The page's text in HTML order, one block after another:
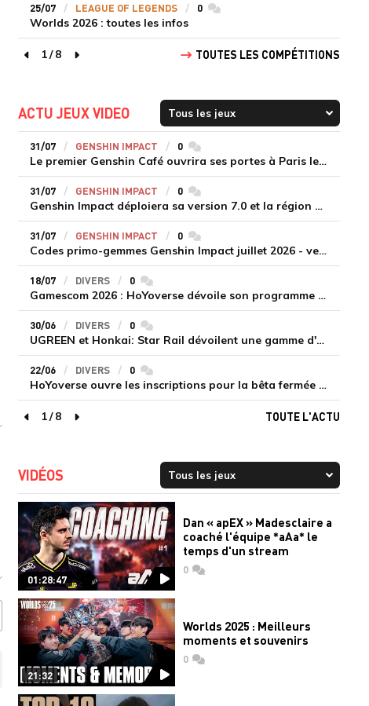
25/07 LEAGUE OF LEGENDS 0commentaires
Worlds 2026 : toutes les infos
page précédente
1/8
page suivante
TOUTES LES COMPÉTITIONS
ACTU JEUX VIDEO
31/07 GENSHIN IMPACT 0commentaires
Le premier Genshin Café ouvrira ses portes à Paris le 14 août
31/07 GENSHIN IMPACT 0commentaires
Genshin Impact déploiera sa version 7.0 et la région de Snezhnaya le 12 août
31/07 GENSHIN IMPACT 0commentaires
Codes primo-gemmes Genshin Impact juillet 2026 - version 7.0
18/07 DIVERS 0commentaires
Gamescom 2026 : HoYoverse dévoile son programme et présente deux nouveaux jeux inédits
30/06 DIVERS 0commentaires
UGREEN et Honkai: Star Rail dévoilent une gamme d'accessoires de recharge en édition limitée
22/06 DIVERS 0commentaires
HoYoverse ouvre les inscriptions pour la bêta fermée de Honkai : Nexus Anima
page précédente
1/8
page suivante
TOUTE L'ACTU
VIDÉOS
01:28:47
Dan « apEX » Madesclaire a
coaché l'équipe *aAa* le
temps d'un stream
0commentaires
21:32
Worlds 2025 : Meilleurs
moments et souvenirs
0commentaires